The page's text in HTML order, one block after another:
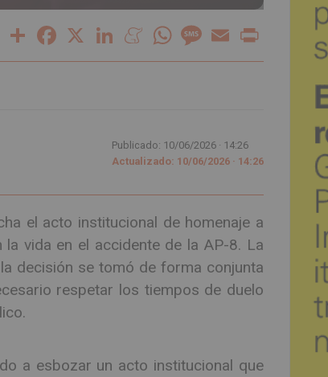
Share Facebook LinkedInMeneameWhatsAppMessage
Email
Publicado: 10/06/2026 · 14:26
Actualizado: 10/06/2026 · 14:26
el acto institucional de homenaje a
vida en el accidente de la AP-8. La
decisión se tomó de forma conjunta
respetar los tiempos de duelo
a esbozar un acto institucional que